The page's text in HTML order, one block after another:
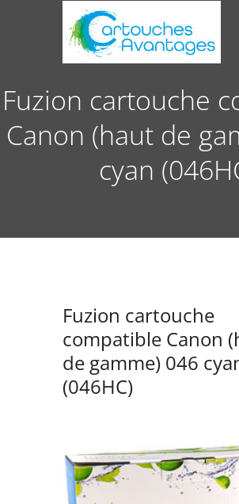
Fuzion cartouche
Canon (haut de
cyan
Fuzion cartouche
compatible Canon
de gamme) 046
(046HC)